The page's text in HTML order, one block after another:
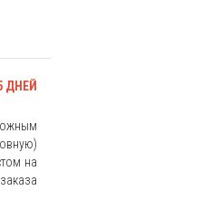
ДНЕЙ
на